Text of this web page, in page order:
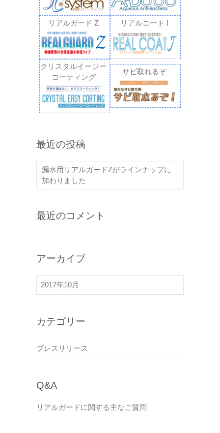
リアルガード Z リアルコート I
クリスタルイージー
コーティング
サビ取れるぞ
最近の投稿
漏水用リアルガードZがラインナップに
加わりました
最近のコメント
アーカイブ
2017年10月
カテゴリー
プレスリリース
Q&A
リアルガードに関する主なご質問